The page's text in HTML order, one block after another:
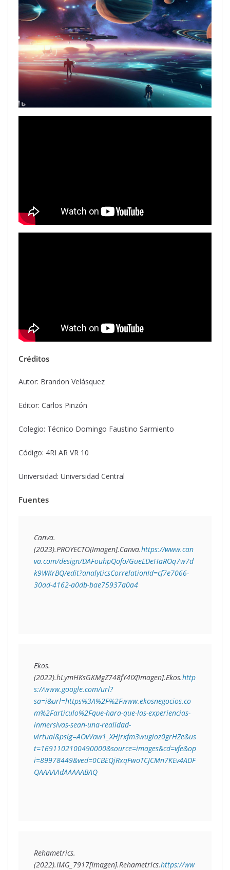
Créditos
Autor: Brandon Velásquez
Editor: Carlos Pinzón
Colegio: Técnico Domingo Faustino Sarmiento
Código: 4RI AR VR 10
Universidad: Universidad Central
Fuentes
Canva.
(2023).PROYECTO[Imagen].Canva.https://www.can
va.com/design/DAFouhpQofo/GueEDeHaROq7w7d
k9WKrBQ/edit?analyticsCorrelationId=cf7e7066-
30ad-4162-a0db-bae75937a0a4
Ekos.
(2022).hLymHKsGKMgZ748fY4IX[Imagen].Ekos.http
s://www.google.com/url?
sa=i&url=https%3A%2F%2Fwww.ekosnegocios.co
m%2Farticulo%2Fque-hara-que-las-experiencias-
inmersivas-sean-una-realidad-
virtual&psig=AOvVaw1_XHjrxfm3wugioz0grHZe&us
t=1691102100490000&source=images&cd=vfe&op
i=89978449&ved=0CBEQjRxqFwoTCJCMn7KEv4ADF
QAAAAAdAAAAABAQ
Rehametrics.
(2022).IMG_7917[Imagen].Rehametrics.https://ww